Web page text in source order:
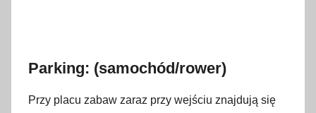
Parking: (samochód/rower)
Przy placu zabaw zaraz przy wejściu znajdują się